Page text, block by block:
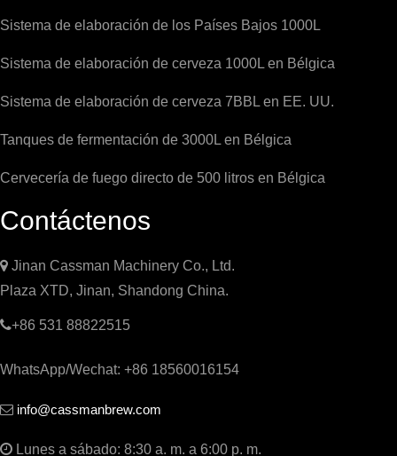
Sistema de elaboración de los Países Bajos 1000L
Sistema de elaboración de cerveza 1000L en Bélgica
Sistema de elaboración de cerveza 7BBL en EE. UU.
Tanques de fermentación de 3000L en Bélgica
Cervecería de fuego directo de 500 litros en Bélgica
Contáctenos
 Jinan Cassman Machinery Co., Ltd.
Plaza XTD, Jinan, Shandong China.
+86 531 88822515
WhatsApp/Wechat: +86 18560016154
 info@cassmanbrew.com
 Lunes a sábado: 8:30 a. m. a 6:00 p. m.